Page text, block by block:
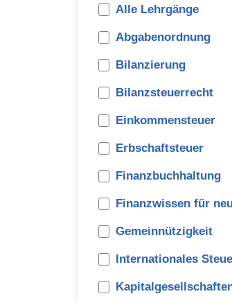
Alle Lehrgänge
Abgabenordnung
Bilanzierung
Bilanzsteuerrecht
Einkommensteuer
Erbschaftsteuer
Finanzbuchhaltung
Finanzwissen für
Gemeinnützigkeit
Internationales